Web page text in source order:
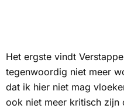
Het ergste vindt
tegenwoordig niet meer
dat ik hier niet mag
ook niet meer kritisch zijn